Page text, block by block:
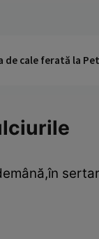
de cale ferată la